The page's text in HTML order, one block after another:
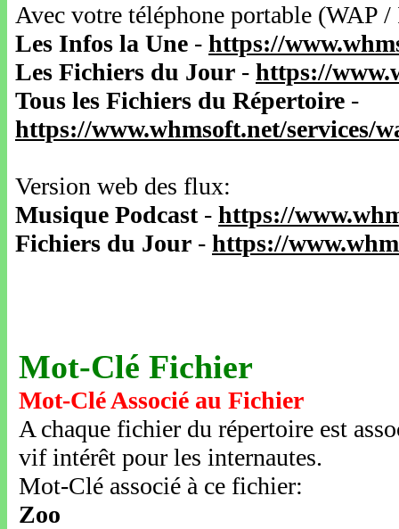
Avec votre téléphone portable
Les Infos la Une - https://
Les Fichiers du Jour - https://
Tous les Fichiers du Répertoire -
https://www.whmsoft.net/services/
Version web des flux:
Musique Podcast- https://
Fichiers du Jour - https://
Mot-Clé Fichier
Mot-Clé Associé au Fichier
A chaque fichier du répertoire est
vif intérêt pour les internautes.
Mot-Clé associé à ce fichier:
Zoo